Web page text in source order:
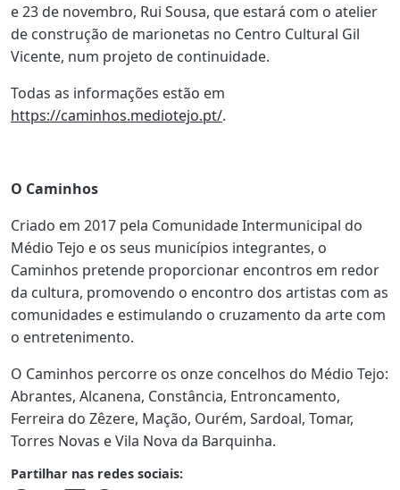
e 23 de novembro, Rui Sousa, que estará com o atelier
de construção de marionetas no Centro Cultural Gil
Vicente, num projeto de continuidade.
Todas as informações estão em
https://caminhos.mediotejo.pt/.
O Caminhos
Criado em 2017 pela Comunidade Intermunicipal do
Médio Tejo e os seus municípios integrantes, o
Caminhos pretende proporcionar encontros em redor
da cultura, promovendo o encontro dos artistas com as
comunidades e estimulando o cruzamento da arte com
o entretenimento.
O Caminhos percorre os onze concelhos do Médio Tejo:
Abrantes, Alcanena, Constância, Entroncamento,
Ferreira do Zêzere, Mação, Ourém, Sardoal, Tomar,
Torres Novas e Vila Nova da Barquinha.
Partilhar nas redes sociais: